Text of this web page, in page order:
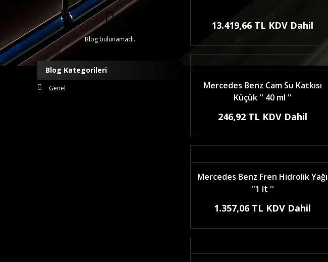
Blog bulunamadı.
Blog Kategorileri
Genel
13.419,66 TL KDV Dahil
Mercedes Benz Cam Su Katkısı
Küçük '' 40 ml ''
246,92 TL KDV Dahil
Mercedes Benz Fren Hidrolik Yağı
''1 lt ''
1.357,06 TL KDV Dahil